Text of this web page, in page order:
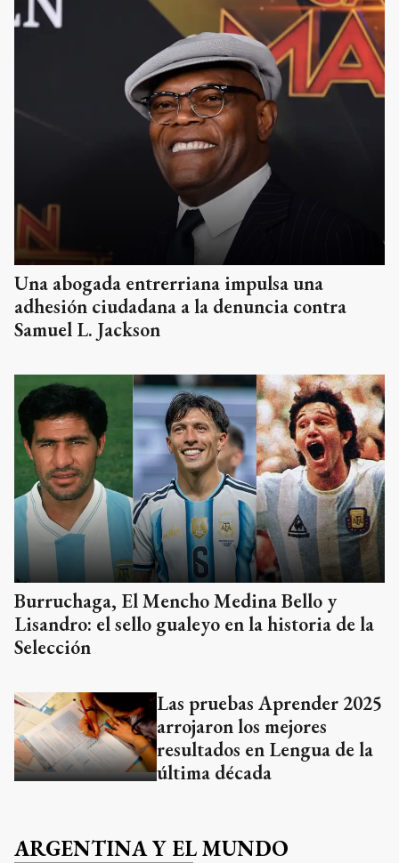
Una abogada entrerriana impulsa una
adhesión ciudadana a la denuncia contra
Samuel L. Jackson
Burruchaga, El Mencho Medina Bello y
Lisandro: el sello gualeyo en la historia de la
Selección
Las pruebas Aprender 2025
arrojaron los mejores
resultados en Lengua de la
última década
ARGENTINA Y EL MUNDO